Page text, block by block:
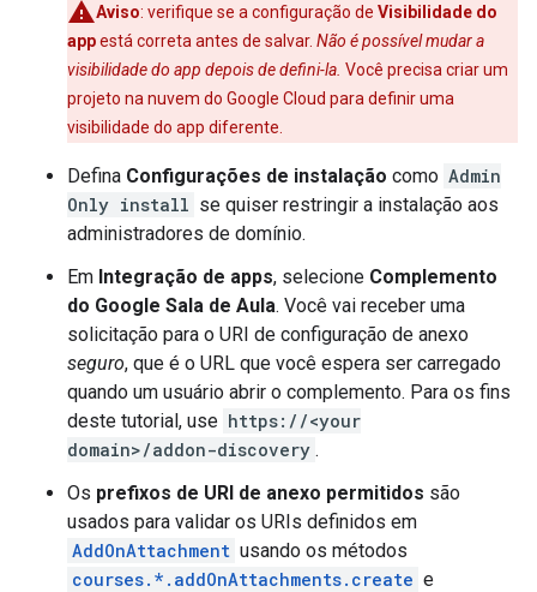
Aviso: verifique se a configuração de Visibilidade do
appestá correta antes de salvar. Não é possível mudar a
visibilidade do app depois de defini-la. Você precisa criar um
projeto na nuvem do Google Cloud para definir uma
visibilidade do app diferente.
Defina Configurações de instalação como Admin
Only install se quiser restringir a instalação aos
administradores de domínio.
Em Integração de apps, selecione Complemento
do Google Sala de Aula. Você vai receber uma
solicitação para o URI de configuração de anexo
seguro, que é o URL que você espera ser carregado
quando um usuário abrir o complemento. Para os fins
deste tutorial, use https://<your
domain>/addon-discovery .
Os prefixos de URI de anexo permitidos são
usados para validar os URIs definidos em
AddOnAttachment usando os métodos
courses.*.addOnAttachments.create e